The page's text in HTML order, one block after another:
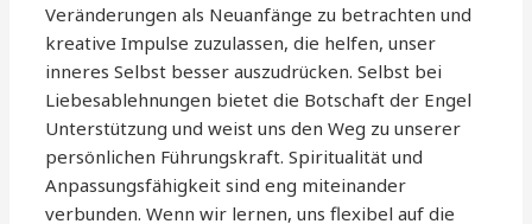
Veränderungen als Neuanfänge zu betrachten und
kreative Impulse zuzulassen, die helfen, unser
inneres Selbst besser auszudrücken. Selbst bei
Liebesablehnungen bietet die Botschaft der Engel
Unterstützung und weist uns den Weg zu unserer
persönlichen Führungskraft. Spiritualität und
Anpassungsfähigkeit sind eng miteinander
verbunden. Wenn wir lernen, uns flexibel auf die